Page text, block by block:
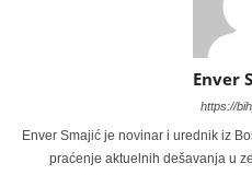
Enver
https://
Enver Smajić je novinar i urednik iz
praćenje aktuelnih dešavanja u